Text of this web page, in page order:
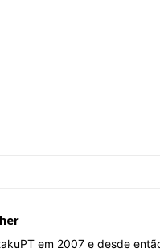
em 2007 e desde